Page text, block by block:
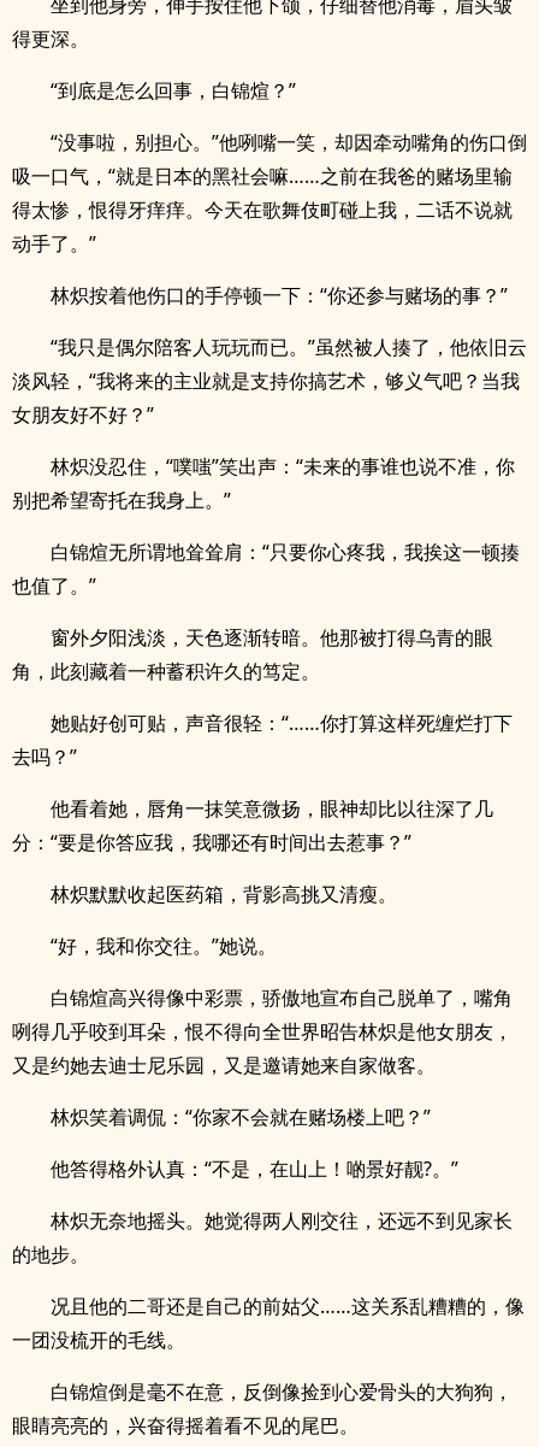
得更深。
“到底是怎么回事，白锦煊？”
“没事啦，别担心。”他咧嘴一笑，却因牵动嘴角的伤口倒
吸一口气，“就是日本的黑社会嘛……之前在我爸的赌场里输
得太惨，恨得牙痒痒。今天在歌舞伎町碰上我，二话不说就
动手了。”
林炽按着他伤口的手停顿一下：“你还参与赌场的事？”
“我只是偶尔陪客人玩玩而已。”虽然被人揍了，他依旧云
淡风轻，“我将来的主业就是支持你搞艺术，够义气吧？当我
女朋友好不好？”
林炽没忍住，“噗嗤”笑出声：“未来的事谁也说不准，你
别把希望寄托在我身上。”
白锦煊无所谓地耸耸肩：“只要你心疼我，我挨这一顿揍
也值了。”
窗外夕阳浅淡，天色逐渐转暗。他那被打得乌青的眼
角，此刻藏着一种蓄积许久的笃定。
她贴好创可贴，声音很轻：“……你打算这样死缠烂打下
去吗？”
他看着她，唇角一抹笑意微扬，眼神却比以往深了几
分：“要是你答应我，我哪还有时间出去惹事？”
林炽默默收起医药箱，背影高挑又清瘦。
“好，我和你交往。”她说。
白锦煊高兴得像中彩票，骄傲地宣布自己脱单了，嘴角
咧得几乎咬到耳朵，恨不得向全世界昭告林炽是他女朋友，
又是约她去迪士尼乐园，又是邀请她来自家做客。
林炽笑着调侃：“你家不会就在赌场楼上吧？”
他答得格外认真：“不是，在山上！啲景好靓?。”
林炽无奈地摇头。她觉得两人刚交往，还远不到见家长
的地步。
况且他的二哥还是自己的前姑父……这关系乱糟糟的，像
一团没梳开的毛线。
白锦煊倒是毫不在意，反倒像捡到心爱骨头的大狗狗，
眼睛亮亮的，兴奋得摇着看不见的尾巴。